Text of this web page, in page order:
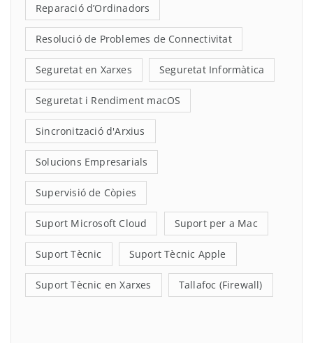
Reparació d’Ordinadors
Resolució de Problemes de Connectivitat
Seguretat en Xarxes Seguretat Informàtica
Seguretat i Rendiment macOS
Sincronització d'Arxius
Solucions Empresarials
Supervisió de Còpies
Suport Microsoft Cloud Suport per a Mac
Suport Tècnic Suport Tècnic Apple
Suport Tècnic en Xarxes Tallafoc (Firewall)